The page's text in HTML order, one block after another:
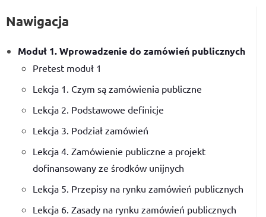
Nawigacja
Moduł 1. Wprowadzenie do zamówień publicznych
Pretest moduł 1
Lekcja 1. Czym są zamówienia publiczne
Lekcja 2. Podstawowe definicje
Lekcja 3. Podział zamówień
Lekcja 4. Zamówienie publiczne a projekt
dofinansowany ze środków unijnych
Lekcja 5. Przepisy na rynku zamówień publicznych
Lekcja 6. Zasady na rynku zamówień publicznych